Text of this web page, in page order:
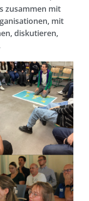
zusammen mit
mit
diskutieren,